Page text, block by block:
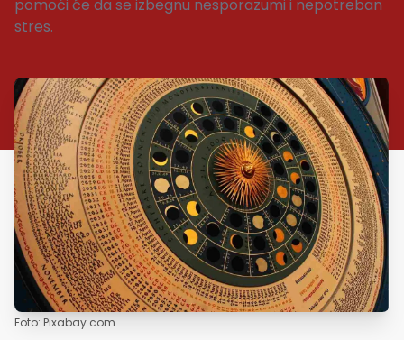
pomoći će da se izbegnu nesporazumi i nepotreban
stres.
Foto: Pixabay.com